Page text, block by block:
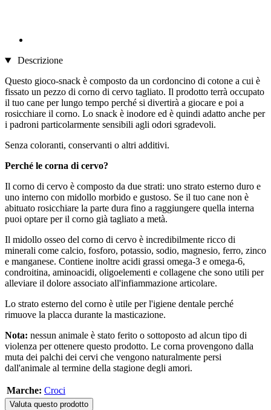
Descrizione
Questo gioco-snack è composto da un cordoncino di cotone a cui è
fissato un pezzo di corno di cervo tagliato. Il prodotto terrà occupato
il tuo cane per lungo tempo perché si divertirà a giocare e poi a
rosicchiare il corno. Lo snack è inodore ed è quindi adatto anche per
i padroni particolarmente sensibili agli odori sgradevoli.
Senza coloranti, conservanti o altri additivi.
Perché le corna di cervo?
Il corno di cervo è composto da due strati: uno strato esterno duro e
uno interno con midollo morbido e gustoso. Se il tuo cane non è
abituato rosicchiare la parte dura fino a raggiungere quella interna
puoi optare per il corno già tagliato a metà.
Il midollo osseo del corno di cervo è incredibilmente ricco di
minerali come calcio, fosforo, potassio, sodio, magnesio, ferro, zinco
e manganese. Contiene inoltre acidi grassi omega-3 e omega-6,
condroitina, aminoacidi, oligoelementi e collagene che sono utili per
alleviare il dolore associato all'infiammazione articolare.
Lo strato esterno del corno è utile per l'igiene dentale perché
rimuove la placca durante la masticazione.
Nota: nessun animale è stato ferito o sottoposto ad alcun tipo di
violenza per ottenere questo prodotto. Le corna provengono dalla
muta dei palchi dei cervi che vengono naturalmente persi
dall'animale al termine della stagione degli amori.
Marche: Croci
Valuta questo prodotto